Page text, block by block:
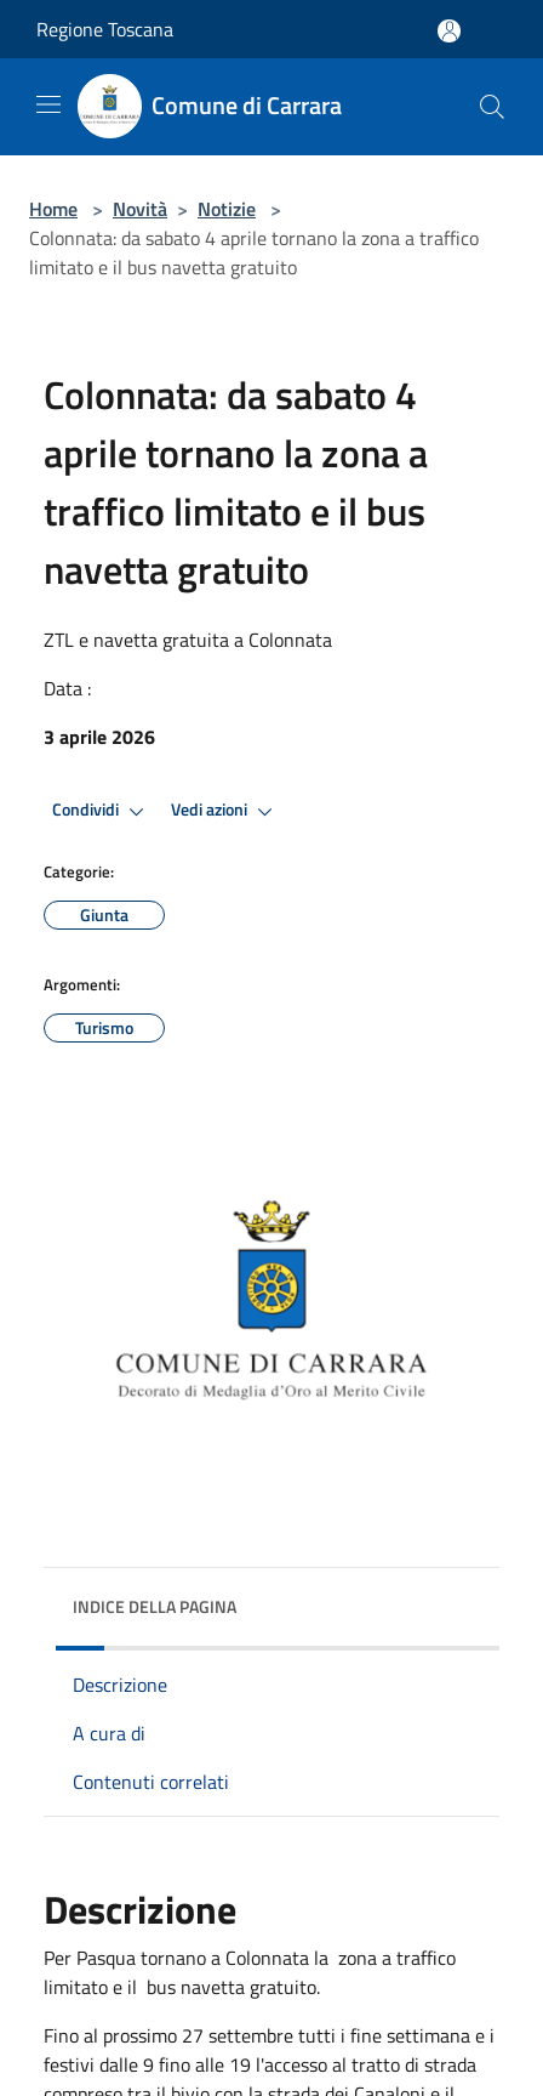
Regione Toscana
Comune di Carrara
Home > Novità > Notizie >
Colonnata: da sabato 4 aprile tornano la zona a traffico
limitato e il bus navetta gratuito
Colonnata: da sabato 4
aprile tornano la zona a
traffico limitato e il bus
navetta gratuito
ZTL e navetta gratuita a Colonnata
Data :
3 aprile 2026
Condividi Vedi azioni
Categorie:
Giunta
Argomenti:
Turismo
INDICE DELLA PAGINA
Descrizione
A cura di
Contenuti correlati
Descrizione
Per Pasqua tornano a Colonnata la zona a traffico
limitato e il bus navetta gratuito.
Fino al prossimo 27 settembre tutti i fine settimana e i
festivi dalle 9 fino alle 19 l'accesso al tratto di strada